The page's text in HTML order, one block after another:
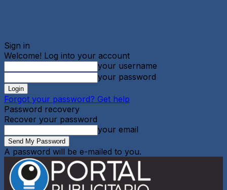
Sign in
Welcome! Log into your account
your username
your password
Forgot your password? Get help
Password recovery
Recover your password
your email
A password will be e-mailed to you.